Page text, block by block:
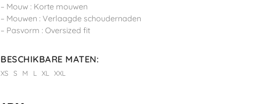
– Mouw : Korte mouwen
– Mouwen : Verlaagde schoudernaden
– Pasvorm : Oversized fit
BESCHIKBARE MATEN:
XS S M L XL XXL